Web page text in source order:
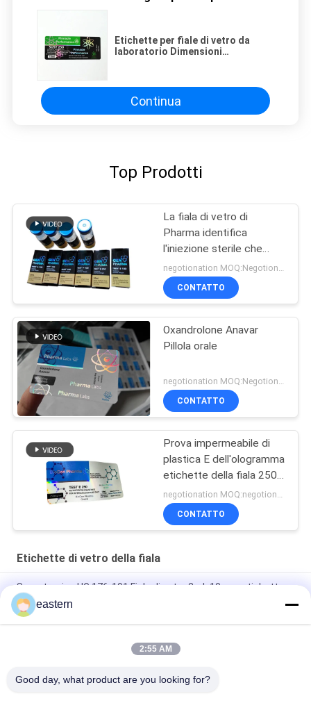
Etichette per fiale di vetro da
laboratorio Dimensioni
Continua
Top Prodotti
La fiala di vetro di
Pharma identifica
l'iniezione sterile che
stampa l'imballaggio
farmaceutico
negotionation MOQ:Negotionation
CONTATTO
Oxandrolone Anavar
Pillola orale
CONTATTO
Prova impermeabile di
plastica E dell'ologramma
etichette della fiala 250
di vetro
CONTATTO
Etichette di vetro della fiala
Somatropina HG 176-191 Fiala di vetro 2mlx10 con etichette
tren Etichette per fiale in fiala di acetato con istruzioni per
paer a set completo
Etichette per fiale di vetro enantato per test laser PET da 10
eastern
2:55 AM
Good day, what product are you looking for?